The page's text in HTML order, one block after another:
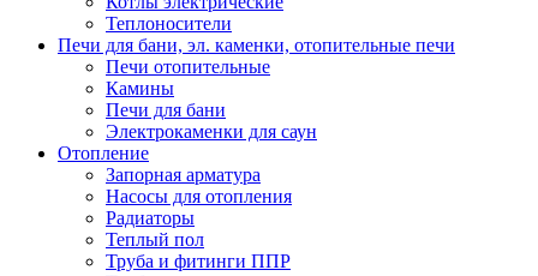
Теплоносители
Печи для бани, эл. каменки, отопительные печи
Печи отопительные
Камины
Печи для бани
Электрокаменки для саун
Отопление
Запорная арматура
Насосы для отопления
Радиаторы
Теплый пол
Труба и фитинги ППР